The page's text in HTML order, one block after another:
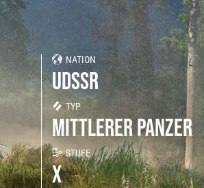
Spieler suchen
Meine Statistiken
Kriegskassen
Regimenter
Regimenter-Ranglisten
Twitch Drops
NATION
UDSSR
TYP
MITTLERER PANZER
STUFE
X